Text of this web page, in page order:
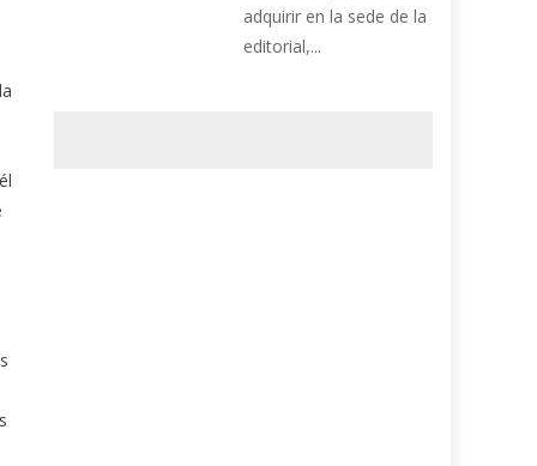
adquirir en la sede de la
editorial,...